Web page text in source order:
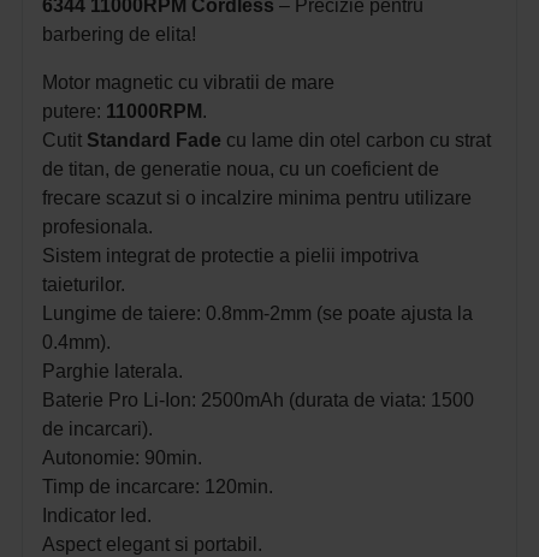
6344 11000RPM Cordless – Precizie pentru
barbering de elita!
Motor magnetic cu vibratii de mare
putere: 11000RPM .
Cutit Standard Fade cu lame din otel carbon cu strat
de titan, de generatie noua, cu un coeficient de
frecare scazut si o incalzire minima pentru utilizare
profesionala.
Sistem integrat de protectie a pielii impotriva
taieturilor.
Lungime de taiere: 0.8mm-2mm (se poate ajusta la
0.4mm).
Parghie laterala.
Baterie Pro Li-Ion: 2500mAh (durata de viata: 1500
de incarcari).
Autonomie: 90min.
Timp de incarcare: 120min.
Indicator led.
Aspect elegant si portabil.